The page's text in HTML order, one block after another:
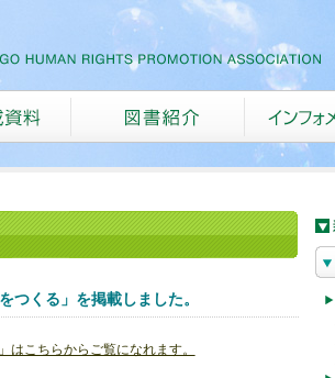
つくる」を掲載しました。
こちらからご覧になれます。